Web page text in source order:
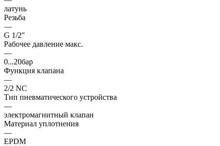
латунь
Резьба
—
G 1/2"
Рабочее давление макс.
—
0...20бар
Функция клапана
—
2/2 NC
Тип пневматического устройства
—
электромагнитный клапан
Материал уплотнения
—
EPDM